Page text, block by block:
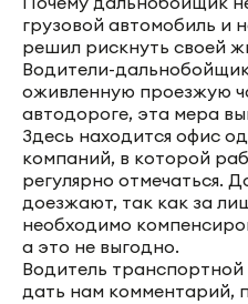
грузовой автомобиль и
решил рискнуть своей
Водители-
оживленную проезжую
автодороге, эта мера
Здесь находится офис
компаний, в которой
регулярно отмечаться.
доезжают, так как за
необходимо
а это не выгодно.
Водитель транспортной
дать нам комментарий,